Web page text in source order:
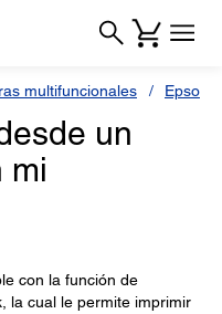
multifuncionales Epson
un
mi
con la función de
la cual le permite imprimir